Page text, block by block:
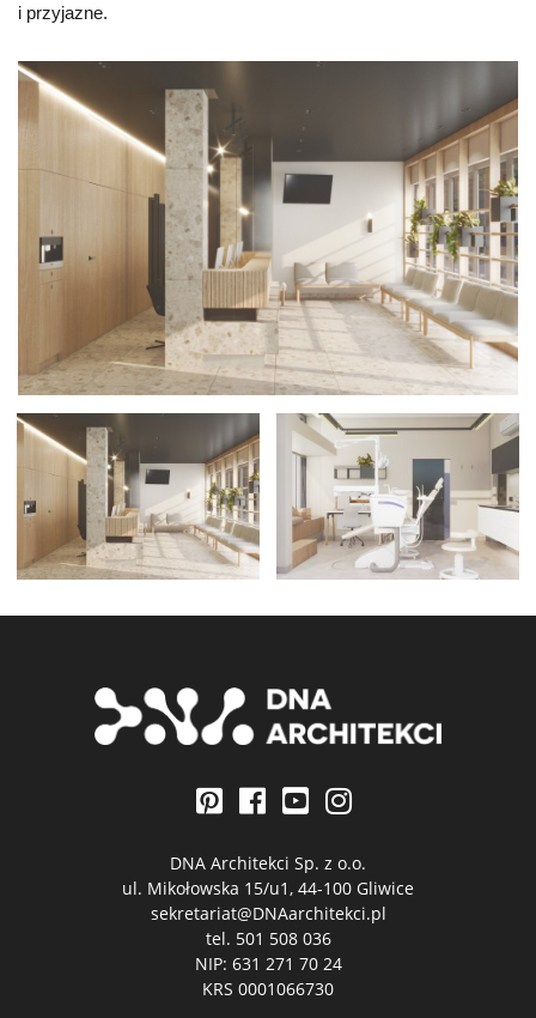
i przyjazne.
DNA Architekci Sp. z o.o.
ul. Mikołowska 15/u1, 44-100 Gliwice
sekretariat@DNAarchitekci.pl
tel. 501 508 036
NIP: 631 271 70 24
KRS 0001066730